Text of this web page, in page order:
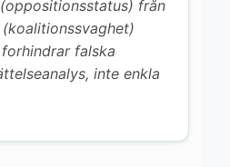
från
falska
inte enkla